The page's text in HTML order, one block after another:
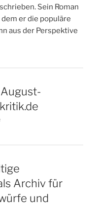
Sein Roman
er die populäre
aus der Perspektive
Archiv für
und